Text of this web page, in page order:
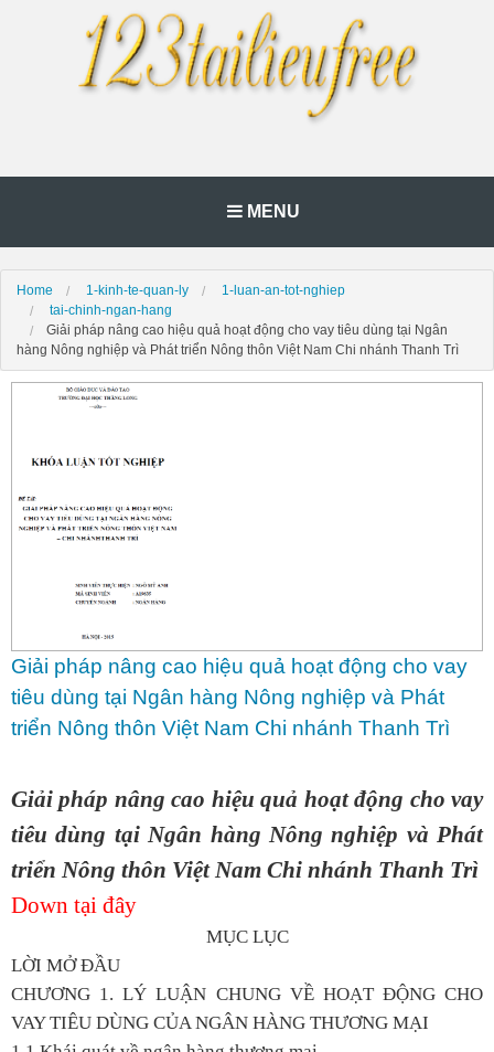
MENU
Home 1-kinh-te-quan-ly
1-luan-an-tot-nghiep
tai-chinh-ngan-hang
Giải pháp nâng cao hiệu quả hoạt động cho vay tiêu dùng tại Ngân
hàng Nông nghiệp và Phát triển Nông thôn Việt Nam Chi nhánh Thanh Trì
Giải pháp nâng cao hiệu quả hoạt động cho vay
tiêu dùng tại Ngân hàng Nông nghiệp và Phát
triển Nông thôn Việt Nam Chi nhánh Thanh Trì
Giải pháp nâng cao hiệu quả hoạt động cho vay
tiêu dùng tại Ngân hàng Nông nghiệp và Phát
triển Nông thôn Việt Nam Chi nhánh Thanh Trì
Down tại đây
MỤC LỤC
LỜI MỞ ĐẦU
CHƯƠNG 1. LÝ LUẬN CHUNG VỀ HOẠT ĐỘNG CHO
VAY TIÊU DÙNG CỦA NGÂN HÀNG THƯƠNG MẠI